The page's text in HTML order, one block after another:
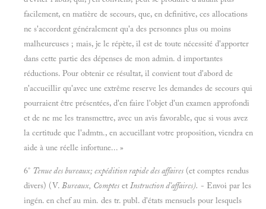
facilement, en matière de secours, que, en definitive, ces allocations
ne s'accordent généralement qu'a des personnes plus ou moins
malheureuses ; mais, je le répète, il est de toute nécessité d'apporter
dans cette partie des dépenses de mon admin. d importantes
réductions. Pour obtenir ce résultat, il convient tout d'abord de
n'accueillir qu'avec une extrême reserve les demandes de secours qui
pourraient être présentées, d'en faire l'objet d'un examen approfondi
et de ne me les transmettre, avec un avis favorable, que si vous avez
la certitude que l'admtn., en accueillant votre proposition, viendra en
aide à une réelle infortune... »
6° Tenue des bureaux; expédition rapide des affaires (et comptes rendus
divers) (V. Bureaux, Comptes etInstruction d'affaires). - Envoi par les
ingén. en chef au min. des tr. publ. d'états mensuels pour lesquels